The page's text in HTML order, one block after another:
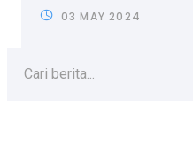
03 MAY 2024
Cari berita...